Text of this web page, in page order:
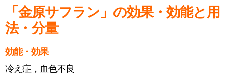
「金原サフラン」の効果・効能と用
法・分量
効能・効果
冷え症，血色不良